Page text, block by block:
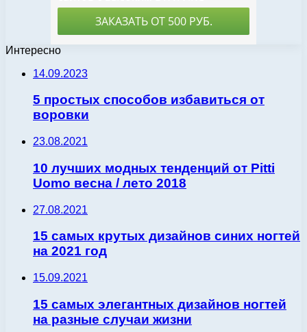
Интересно
14.09.2023
5 простых способов избавиться от
воровки
23.08.2021
10 лучших модных тенденций от Pitti
Uomo весна / лето 2018
27.08.2021
15 самых крутых дизайнов синих ногтей
на 2021 год
15.09.2021
15 самых элегантных дизайнов ногтей
на разные случаи жизни